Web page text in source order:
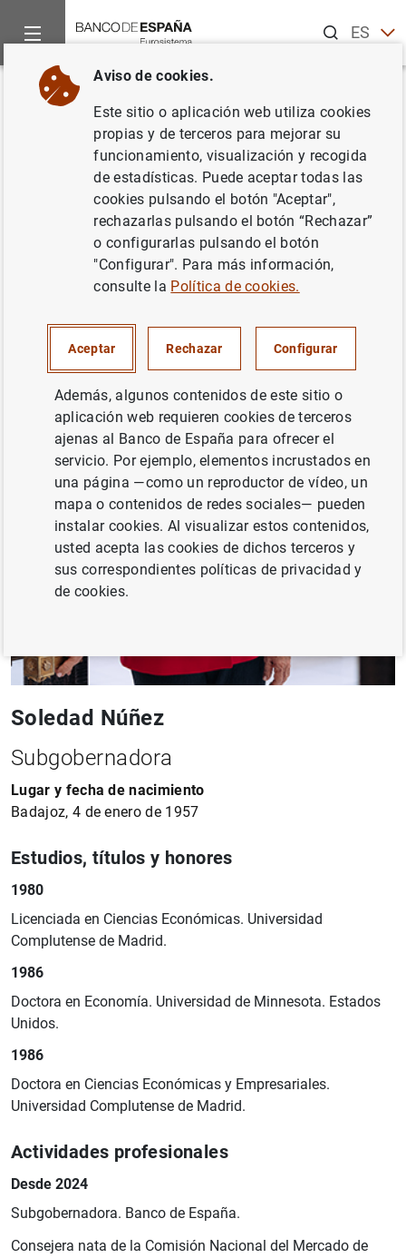
ESEN
Inicio Sobre el Banco
Volver
Soledad Núñez
Subgobernadora
Soledad Núñez
Subgobernadora
Lugar y fecha de nacimiento
Badajoz, 4 de enero de 1957
Estudios, títulos y honores
1980
Licenciada en Ciencias Económicas. Universidad
Complutense de Madrid.
1986
Doctora en Economía. Universidad de Minnesota. Estados
Unidos.
1986
Doctora en Ciencias Económicas y Empresariales.
Universidad Complutense de Madrid.
Actividades profesionales
Desde 2024
Subgobernadora. Banco de España.
Consejera nata de la Comisión Nacional del Mercado de
Aviso de cookies.
Este sitio o aplicación web utiliza cookies
propias y de terceros para mejorar su
funcionamiento, visualización y recogida
de estadísticas. Puede aceptar todas las
cookies pulsando el botón "Aceptar",
rechazarlas pulsando el botón “Rechazar”
o configurarlas pulsando el botón
"Configurar". Para más información,
consulte la Política de cookies.
Aceptar Rechazar Configurar
Además, algunos contenidos de este sitio o
aplicación web requieren cookies de terceros
ajenas al Banco de España para ofrecer el
servicio. Por ejemplo, elementos incrustados en
una página —como un reproductor de vídeo, un
mapa o contenidos de redes sociales— pueden
instalar cookies. Al visualizar estos contenidos,
usted acepta las cookies de dichos terceros y
sus correspondientes políticas de privacidad y
de cookies.